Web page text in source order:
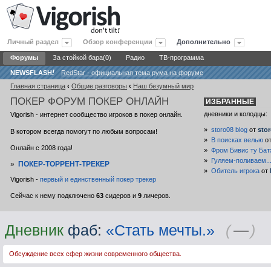
Личный раздел Обзор конференции Дополнительно
Форумы За стойкой бара(0) Радио ТВ-программа
NEWSFLASH!
RedStar - официальная тема рума на форуме
Главная страница ‹ Общие разговоры ‹ Наш безумный мир
ПОКЕР ФОРУМ ПОКЕР ОНЛАЙН
Vigorish - интернет сообщество игроков в покер онлайн.
В котором всегда помогут по любым вопросам!
Онлайн с 2008 года!
»ПОКЕР-ТОРРЕНТ-ТРЕКЕР
Vigorish -первый и единственный покер трекер
Сейчас к нему подключено63 сидеров и9 личеров.
ИЗБРАННЫЕ
дневники и колодцы:
»storo08 blog от
»
В поисках велью
»Фром Бивис ту
»
Гуляем-
»Обитель игрока от
Дневник фаб: «Стать мечты.» (—)
Обсуждение всех сфер жизни современного общества.